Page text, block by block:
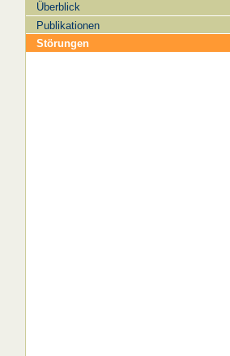
Überblick
Publikationen
Störungen